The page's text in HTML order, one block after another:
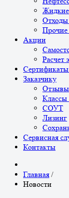
Прочие
Акции
Расчет
Заказчику
Отзывы
СОУТ
Лизинг
Сервисная
Контакты
Главная /
Новости